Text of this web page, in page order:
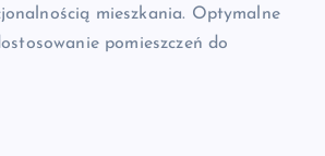
mieszkania. Optymalne
pomieszczeń do